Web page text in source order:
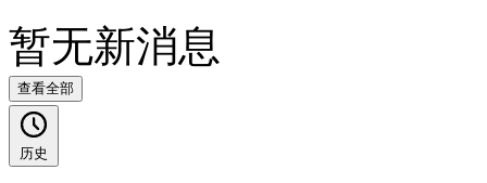
暂无新消息
查看全部
历史